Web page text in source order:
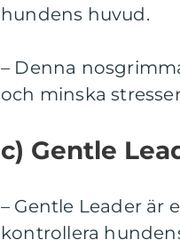
hundens huvud.
– Denna
och minska
c) Gentle
– Gentle Leader är
kontrollera